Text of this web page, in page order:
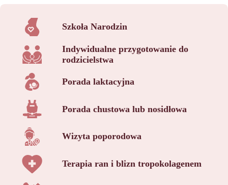
Szkoła Narodzin
Indywidualne przygotowanie do
rodzicielstwa
Porada laktacyjna
Porada chustowa lub nosidłowa
Wizyta poporodowa
Terapia ran i blizn tropokolagenem